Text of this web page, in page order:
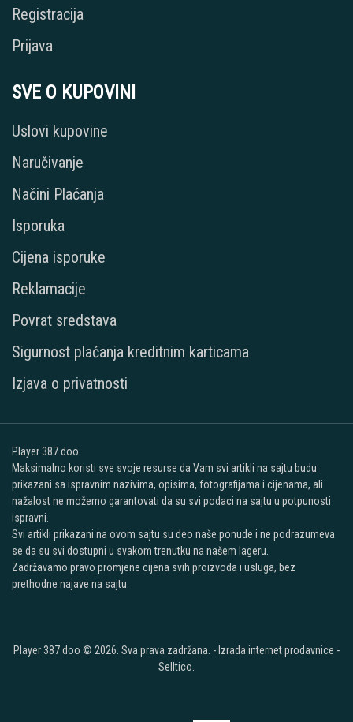
Registracija
Prijava
SVE O KUPOVINI
Uslovi kupovine
Naručivanje
Načini Plaćanja
Isporuka
Cijena isporuke
Reklamacije
Povrat sredstava
Sigurnost plaćanja kreditnim karticama
Izjava o privatnosti
Player 387 doo
Maksimalno koristi sve svoje resurse da Vam svi artikli na sajtu budu
prikazani sa ispravnim nazivima, opisima, fotografijama i cijenama, ali
nažalost ne možemo garantovati da su svi podaci na sajtu u potpunosti
ispravni.
Svi artikli prikazani na ovom sajtu su deo naše ponude i ne podrazumeva
se da su svi dostupni u svakom trenutku na našem lageru.
Zadržavamo pravo promjene cijena svih proizvoda i usluga, bez
prethodne najave na sajtu.
Player 387 doo © 2026. Sva prava zadržana. - Izrada internet prodavnice -
Selltico.